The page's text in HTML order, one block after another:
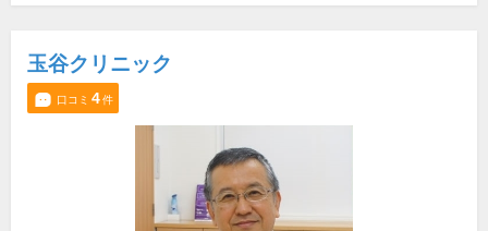
玉谷クリニック
口コミ 4件